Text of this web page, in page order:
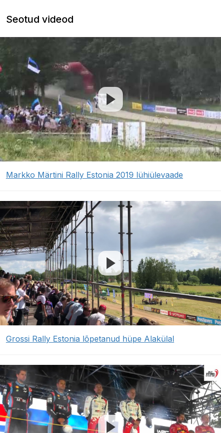
Seotud videod
Markko Märtini Rally Estonia 2019 lühiülevaade
Grossi Rally Estonia lõpetanud hüpe Alakülal